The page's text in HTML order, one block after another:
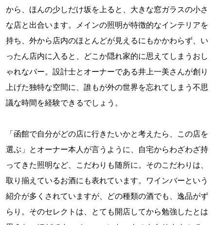
から、ほんの少しだけ坂を上ると、大きな窓ガラスの小さ
な店と出合います。メインの照明が特徴的なインテリアを
持ち、外から店内のほとんどが見えるにもかかわらず、い
ったん店内に入ると、どこか隠れ家的に思えてしまうおし
ゃれなバー。設計士とオーナーである井上一美さんが創り
上げた独特な空間に、誰もが外の世界を忘れてしまう不思
議な時間を経験できるでしょう。
「函館で自分がどの店に行きたいかと考えたら、この店を
選ぶ」とオーナー本人が言うように、自宅からわざわざ持
ってきた照明など、こだわりも随所に。そのこだわりは、
取り揃えているお酒にも表れています。ワインバーという
紹介が多くされていますが、どの種類の酒でも、逸品がず
らり。そのセレクトは、とても開店してから勉強したとは